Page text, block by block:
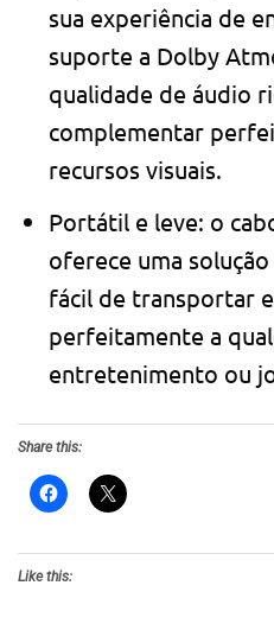
sua experiência de
suporte a Dolby
qualidade de áudio
complementar
recursos visuais.
Portátil e leve: o
oferece uma
fácil de transportar
perfeitamente a
entretenimento ou
Share this:
Like this: